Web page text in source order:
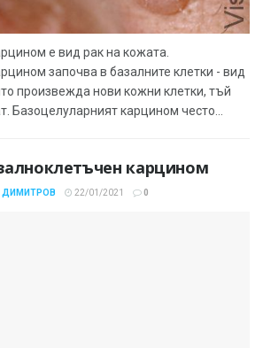
е вид рак на кожата.
започва в базалните клетки - вид
произвежда нови кожни клетки, тъй
Базоцелуларният карцином често...
карцином
ДИМИТРОВ 22/01/2021 0